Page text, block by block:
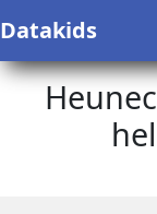
Datakids